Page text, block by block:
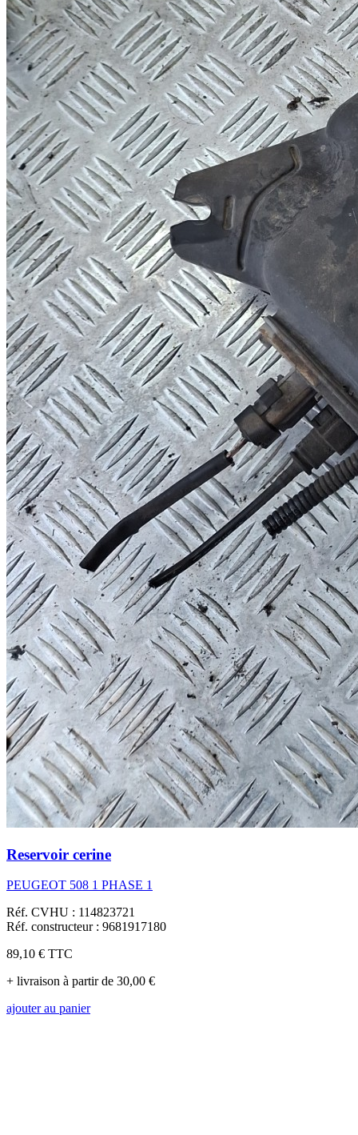
Reservoir cerine
PEUGEOT 508 1 PHASE 1
Réf. CVHU : 114823721
Réf. constructeur : 9681917180
89,10 € TTC
+ livraison à partir de 30,00 €
ajouter au panier